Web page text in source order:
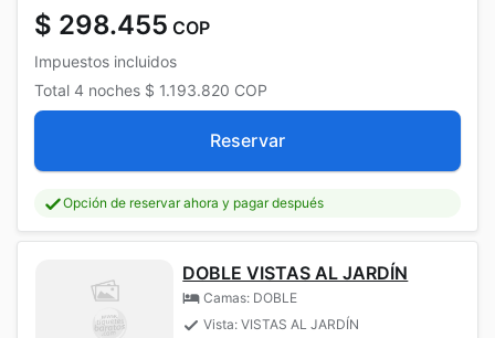
$ 298.455 COP
Impuestos incluidos
Total 4 noches $ 1.193.820 COP
Reservar
Opción de reservar ahora y pagar después
DOBLE VISTAS AL JARDÍN
Camas: DOBLE
Vista: VISTAS AL JARDÍN